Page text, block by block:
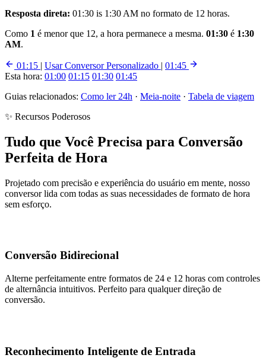
Resposta direta: 01:30 is 1:30 AM no formato de 12 horas.
Como 1 é menor que 12, a hora permanece a mesma. 01:30 é 1:30
AM.
01:15 | Usar Conversor Personalizado | 01:45
Esta hora: 01:00 01:15 01:30 01:45
Guias relacionados: Como ler 24h · Meia-noite · Tabela de viagem
✨ Recursos Poderosos
Tudo que Você Precisa para Conversão
Perfeita de Hora
Projetado com precisão e experiência do usuário em mente, nosso
conversor lida com todas as suas necessidades de formato de hora
sem esforço.
Conversão Bidirecional
Alterne perfeitamente entre formatos de 24 e 12 horas com controles
de alternância intuitivos. Perfeito para qualquer direção de
conversão.
Reconhecimento Inteligente de Entrada